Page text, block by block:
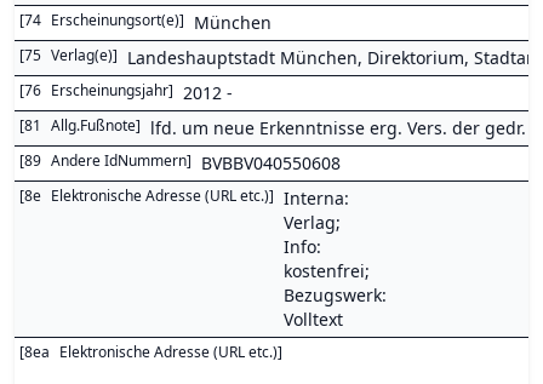
[74 Erscheinungsort(e)] München
[75 Verlag(e)] Landeshauptstadt München, Direktorium,
[76 Erscheinungsjahr] 2012 -
[81 Allg.Fußnote] lfd. um neue Erkenntnisse erg. Vers. der gedr.
[89 Andere IdNummern] BVBBV040550608
[8e Elektronische Adresse (URL etc.)] Interna:
Verlag;
Info:
kostenfrei;
Bezugswerk:
Volltext
[8ea Elektronische Adresse (URL etc.)]